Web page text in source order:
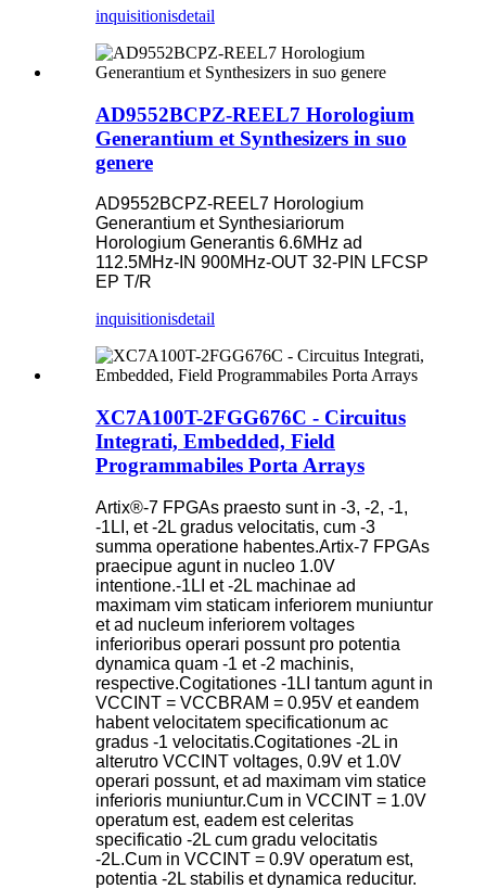
inquisitionisdetail
AD9552BCPZ-REEL7 Horologium
Generantium et Synthesizers in suo
genere
AD9552BCPZ-REEL7 Horologium
Generantium et Synthesiariorum
Horologium Generantis 6.6MHz ad
112.5MHz-IN 900MHz-OUT 32-PIN LFCSP
EP T/R
inquisitionisdetail
XC7A100T-2FGG676C - Circuitus
Integrati, Embedded, Field
Programmabiles Porta Arrays
Artix®-7 FPGAs praesto sunt in -3, -2, -1,
-1LI, et -2L gradus velocitatis, cum -3
summa operatione habentes.Artix-7 FPGAs
praecipue agunt in nucleo 1.0V
intentione.-1LI et -2L machinae ad
maximam vim staticam inferiorem muniuntur
et ad nucleum inferiorem voltages
inferioribus operari possunt pro potentia
dynamica quam -1 et -2 machinis,
respective.Cogitationes -1LI tantum agunt in
VCCINT = VCCBRAM = 0.95V et eandem
habent velocitatem specificationum ac
gradus -1 velocitatis.Cogitationes -2L in
alterutro VCCINT voltages, 0.9V et 1.0V
operari possunt, et ad maximam vim statice
inferioris muniuntur.Cum in VCCINT = 1.0V
operatum est, eadem est celeritas
specificatio -2L cum gradu velocitatis
-2L.Cum in VCCINT = 0.9V operatum est,
potentia -2L stabilis et dynamica reducitur.